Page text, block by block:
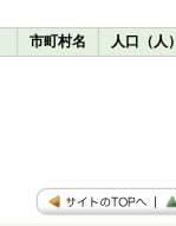
市町村名 人口（人）